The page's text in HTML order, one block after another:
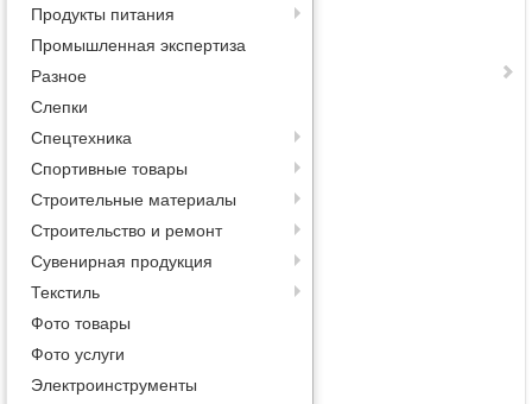
Продукты питания
Промышленная экспертиза
Разное
Слепки
Спецтехника
Спортивные товары
Строительные материалы
Строительство и ремонт
Сувенирная продукция
Текстиль
Фото товары
Фото услуги
Электроинструменты